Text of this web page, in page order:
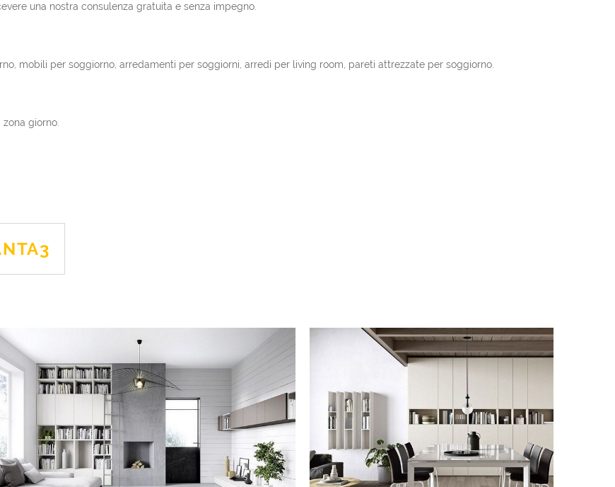
una nostra consulenza gratuita e senza impegno.
mobili per soggiorno, arredamenti per soggiorni, arredi per living room, pareti attrezzate per soggiorno.
giorno.